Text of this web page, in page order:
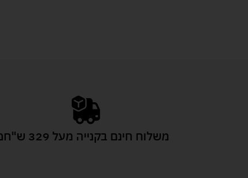
משלוח חינם בקנייה מעל 329 ש"ח